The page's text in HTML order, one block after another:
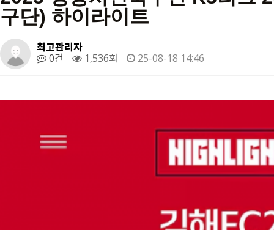
구단) 하이라이트
최고관리자
0건
1,536회 25-08-18 14:46